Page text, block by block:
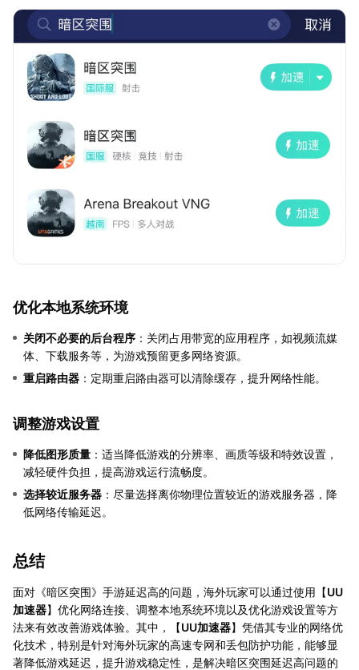
优化本地系统环境
关闭不必要的后台程序 ：关闭占用带宽的应用程序，如视频流媒
体、下载服务等，为游戏预留更多网络资源。
重启路由器 ：定期重启路由器可以清除缓存，提升网络性能。
调整游戏设置
降低图形质量 ：适当降低游戏的分辨率、画质等级和特效设置，
减轻硬件负担，提高游戏运行流畅度。
选择较近服务器 ：尽量选择离你物理位置较近的游戏服务器，降
低网络传输延迟。
总结
面对《暗区突围》手游延迟高的问题，海外玩家可以通过使用【UU
加速器】优化网络连接、调整本地系统环境以及优化游戏设置等方
法来有效改善游戏体验。其中，【UU加速器】凭借其专业的网络优
化技术，特别是针对海外玩家的高速专网和丢包防护功能，能够显
著降低游戏延迟，提升游戏稳定性，是解决暗区突围延迟高问题的